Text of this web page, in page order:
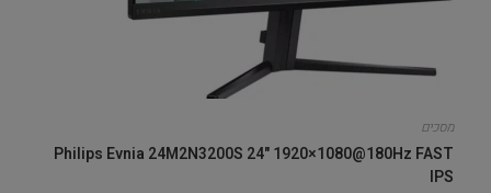
מסכים
Philips Evnia 24M2N3200S 24" 1920×1080@180Hz FAST
IPS